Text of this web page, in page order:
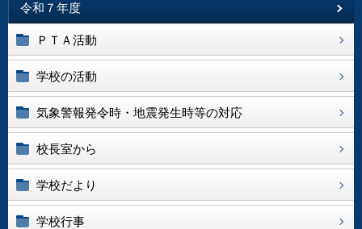
令和７年度
ＰＴＡ活動
学校の活動
気象警報発令時・地震発生時等の対応
校長室から
学校だより
学校行事